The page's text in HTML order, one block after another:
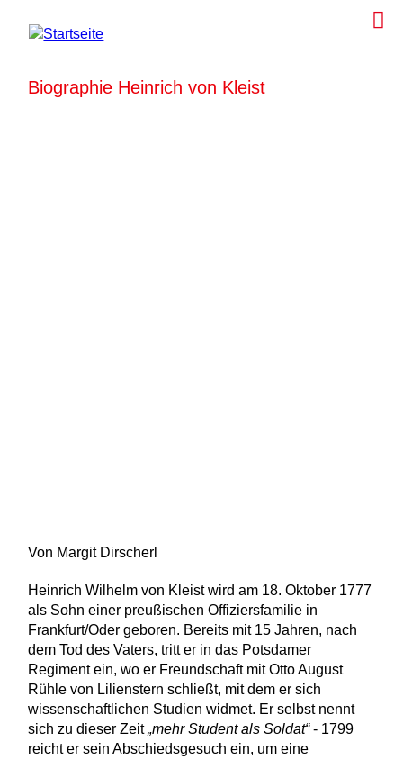
Biographie Heinrich von Kleist
Von Margit Dirscherl
Heinrich Wilhelm von Kleist wird am 18. Oktober 1777
als Sohn einer preußischen Offiziersfamilie in
Frankfurt/Oder geboren. Bereits mit 15 Jahren, nach
dem Tod des Vaters, tritt er in das Potsdamer
Regiment ein, wo er Freundschaft mit Otto August
Rühle von Lilienstern schließt, mit dem er sich
wissenschaftlichen Studien widmet. Er selbst nennt
sich zu dieser Zeit„mehr Student als Soldat“- 1799
reicht er sein Abschiedsgesuch ein, um eine